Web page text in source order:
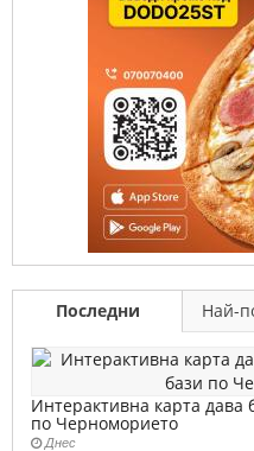
Последни Най-
Интерактивна карта дава
по Черноморието
Днес